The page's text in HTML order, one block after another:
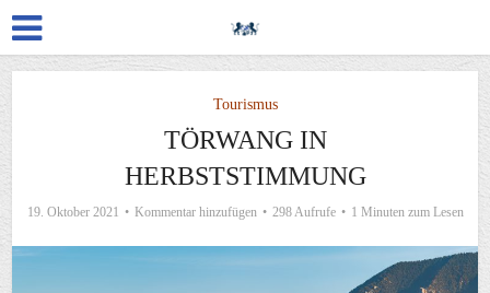
Tourismus
TÖRWANG IN
HERBSTSTIMMUNG
19. Oktober 2021 Kommentar hinzufügen 298 Aufrufe 1 Minuten zum Lesen